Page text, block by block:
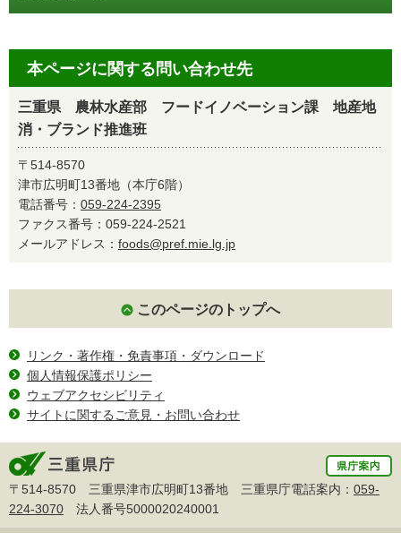
本ページに関する問い合わせ先
三重県 農林水産部 フードイノベーション課 地産地
消・ブランド推進班
〒514-8570
津市広明町13番地（本庁6階）
電話番号： 059-224-2395
ファクス番号：059-224-2521
メールアドレス： foods@pref.mie.lg.jp
このページのトップへ
リンク・著作権・免責事項・ダウンロード
個人情報保護ポリシー
ウェブアクセシビリティ
サイトに関するご意見・お問い合わせ
〒514-8570 三重県津市広明町13番地 三重県庁電話案内： 059-
224-3070 法人番号5000020240001